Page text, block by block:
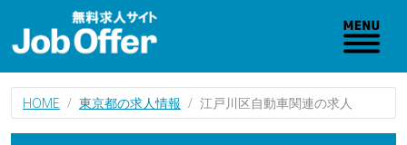
HOME 東京都の求人情報 江戸川区自動車関連の求人